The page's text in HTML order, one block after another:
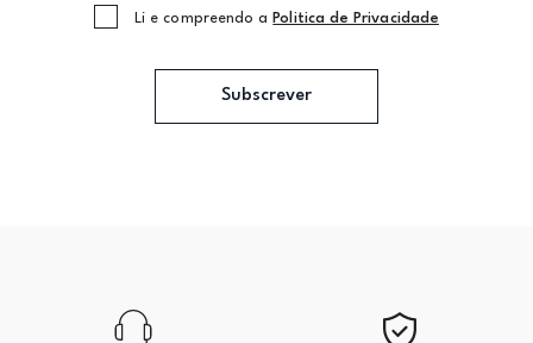
Li e compreendo a Politica de Privacidade
Subscrever